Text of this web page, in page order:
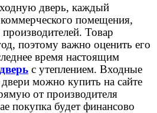
дверь, каждый
помещения,
Товар
поэтому важно оценить его
время настоящим
с утеплением. Входные
можно купить на сайте
от производителя
покупка будет финансово